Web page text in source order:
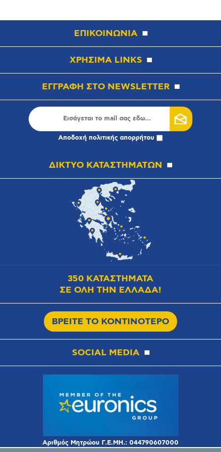
ΕΠΙΚΟΙΝΩΝΙΑ
ΧΡΗΣΙΜΑ LINKS
ΕΓΓΡΑΦΗ ΣΤΟ NEWSLETTER
Αποδοχή πολιτικής απορρήτου
ΔΙΚΤΥΟ ΚΑΤΑΣΤΗΜΑΤΩΝ
350 ΚΑΤΑΣΤΗΜΑΤΑ
ΣΕ ΟΛΗ ΤΗΝ ΕΛΛΑΔΑ!
ΒΡΕΙΤΕ ΤΟ ΚΟΝΤΙΝΟΤΕΡΟ
SOCIAL MEDIA